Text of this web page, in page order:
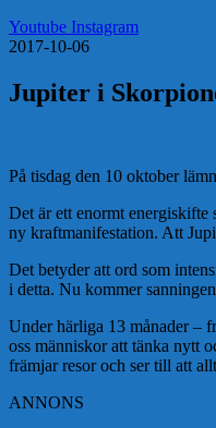
Youtube Instagram
2017-10-06
Jupiter i
På tisdag den 10 oktober
Det är ett enormt energiskifte
ny kraftmanifestation. Att
Det betyder att ord som
i detta. Nu kommer
Under härliga 13 månader –
oss människor att tänka nytt
främjar resor och ser till att
ANNONS